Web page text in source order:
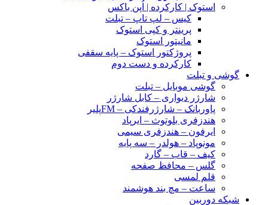
استوک | کارکرده | اُپن باکس
کیس – لپ تاپ – تبلت
پرینتر و کپی استوک
مانیتور استوک
پروژکتور استوک – پایه سقفی
کارکرده و دست دوم
گوشی و تبلت
گوشی موبایل – تبلت
شارژر دیواری – کابل شارژر
پاوربانک – شارژرفندکی – FMپلیر
هندزفری بلوتوث – ایرپاد
ایرفون – هندزفری سیمی
مونوپاد – هولدر – سه پایه
کیف – قاب – گارد
گلس – محافظ صفحه
قلم لمسی
ساعت – مچ بند هوشمند
شبکه دوربین